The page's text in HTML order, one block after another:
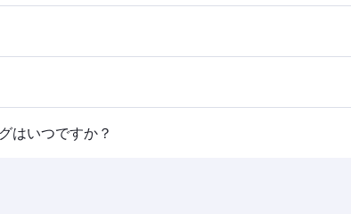
ジュールは、ホームページのフライト検索からご
経由して世界150都市以上にアクセスが可能で、
カタール航空運航便ではビジネスクラス（一部機
はいつですか？